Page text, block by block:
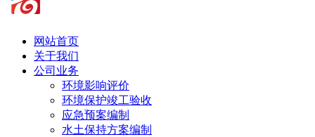
网站首页
关于我们
公司业务
环境影响评价
环境保护竣工验收
应急预案编制
水土保持方案编制